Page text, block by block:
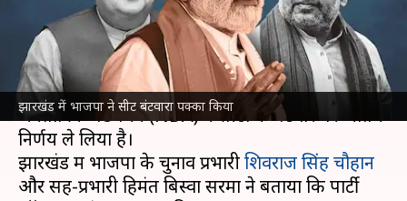
झारखंड में भाजपा ने सीट बंटवारा पक्का किया
Oct 18, 2024 01:48 pm
क्या है खबर?
झारखंडमें आगामी विधानसभा चुनाव के मद्देनजर राष्ट्रीय
जनतांत्रिक गठबंधन (NDA) ने सीटों के बंटवारे पर अंतिम
निर्णय ले लिया है।
झारखंड में भाजपा के चुनाव प्रभारीशिवराज सिंह चौहान
और सह-प्रभारी हिमंत बिस्वा सरमा ने बताया कि पार्टी